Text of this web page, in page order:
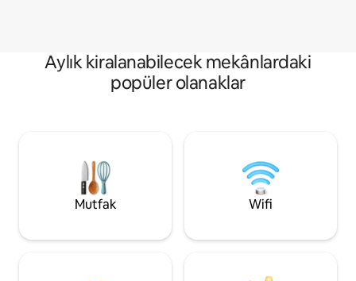
Aylık kiralanabilecek mekânlardaki
popüler olanaklar
Mutfak Wifi